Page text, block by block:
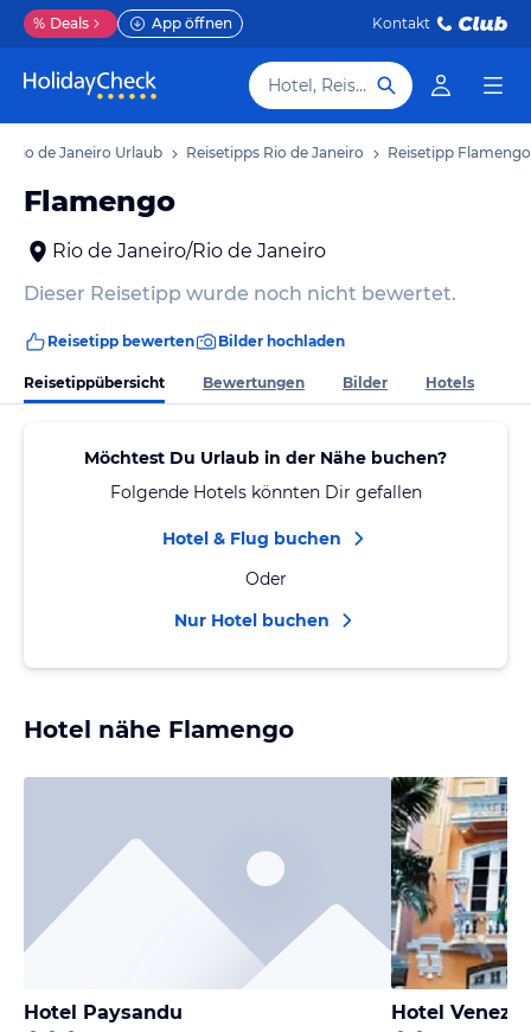
% Deals App öffnen Kontakt
Hotel, Reiseziel
Rio de Janeiro Urlaub Reisetipps Rio de Janeiro Reisetipp Flamengo
Flamengo
Rio de Janeiro/Rio de Janeiro
Dieser Reisetipp wurde noch nicht bewertet.
Reisetipp bewerten Bilder hochladen
Reisetippübersicht Bewertungen Bilder Hotels
Möchtest Du Urlaub in der Nähe buchen?
Folgende Hotels könnten Dir gefallen
Hotel & Flug buchen
Oder
Nur Hotel buchen
Hotel nähe Flamengo
Hotel Paysandu Hotel